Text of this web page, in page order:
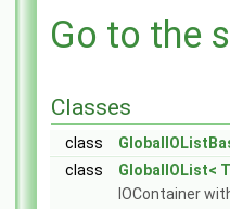
Go to the
Classes
class
class
GlobalIOList<
IOContainer